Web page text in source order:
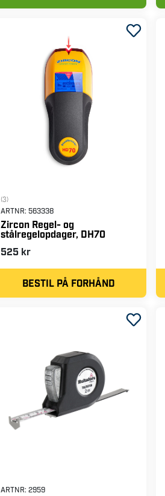
(3)
ARTNR: 563338
Zircon Regel- og
stålregelopdager, DH70
525 kr
BESTIL PÅ FORHÅND
ARTNR: 2959